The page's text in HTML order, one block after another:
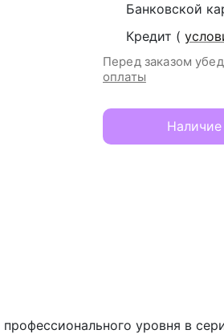
Банковской
Кредит (
Перед заказом
оплаты
уровня в